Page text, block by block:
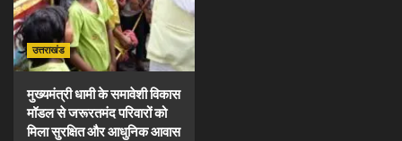
उत्तराखंड
मुख्यमंत्री धामी के समावेशी विकास
मॉडल से जरूरतमंद परिवारों को
मिला सुरक्षित और आधुनिक आवास